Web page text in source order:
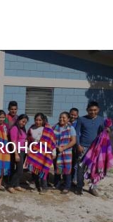
Mecánica
Pesqueras